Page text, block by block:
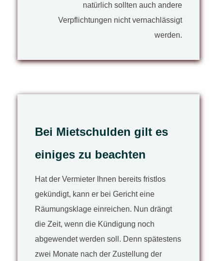
natürlich sollten auch andere
Verpflichtungen nicht vernachlässigt
werden.
Bei Mietschulden gilt es
einiges zu beachten
Hat der Vermieter Ihnen bereits fristlos
gekündigt, kann er bei Gericht eine
Räumungsklage einreichen. Nun drängt
die Zeit, wenn die Kündigung noch
abgewendet werden soll. Denn spätestens
zwei Monate nach der Zustellung der